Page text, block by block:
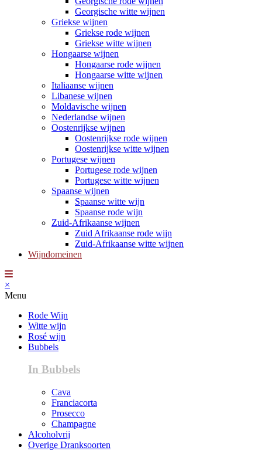
Georgische witte wijnen
Griekse wijnen
Griekse rode wijnen
Griekse witte wijnen
Hongaarse wijnen
Hongaarse rode wijnen
Hongaarse witte wijnen
Italiaanse wijnen
Libanese wijnen
Moldavische wijnen
Nederlandse wijnen
Oostenrijkse wijnen
Oostenrijkse rode wijnen
Oostenrijkse witte wijnen
Portugese wijnen
Portugese rode wijnen
Portugese witte wijnen
Spaanse wijnen
Spaanse witte wijn
Spaanse rode wijn
Zuid-Afrikaanse wijnen
Zuid Afrikaanse rode wijn
Zuid-Afrikaanse witte wijnen
Wijndomeinen
×
Menu
Rode Wijn
Witte wijn
Rosé wijn
Bubbels
In Bubbels
Cava
Franciacorta
Prosecco
Champagne
Alcoholvrij
Overige Dranksoorten